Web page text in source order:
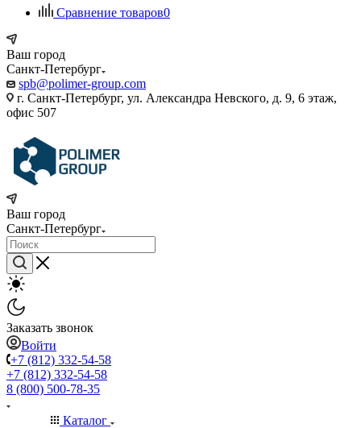
Сравнение товаров0
Ваш город
Санкт-Петербург
spb@polimer-group.com
г. Санкт-Петербург, ул. Александра Невского, д. 9, 6 этаж,
офис 507
Ваш город
Санкт-Петербург
Заказать звонок
Войти
+7 (812) 332-54-58
+7 (812) 332-54-58
8 (800) 500-78-35
Каталог